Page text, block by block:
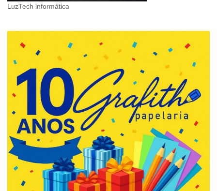
LuzTech informática